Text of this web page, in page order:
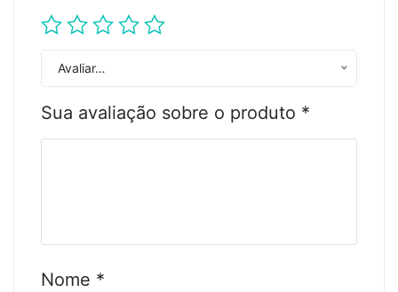
Avaliar…
Sua avaliação sobre o produto *
Nome *